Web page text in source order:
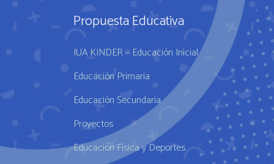
Propuesta Educativa
IUA KINDER – Educación Inicial
Educación Primaria
Educación Secundaria
Proyectos
Educación Física y Deportes